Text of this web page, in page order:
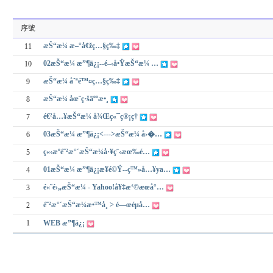
序號
11 æŠ“æ¼ æ–°å¢žç…§ç‰‡
10 02æŠ“æ¼ æ”¶ä¿¡--é–‹å•ŸæŠ“æ¼ …
9 æŠ“æ¼ åˆªé™¤ç…§ç‰‡
8 æŠ“æ¼ åœ¨ç·šäººæ•¸
7 é€²å…¥æŠ“æ¼ å¾Œç«¯ç®¡ç†
6 03æŠ“æ¼ æ”¶ä¿¡<--->æŠ“æ¼ å›�…
5 ç«‹æºé˜²æ°´æŠ“æ¼å·¥ç¨‹æœ‰é…
4 01æŠ“æ¼ æ”¶ä¿¡æ­¥é©Ÿ--ç™»å…¥ya…
3 é«˜é›„æŠ“æ¼ - Yahoo!å¥‡æ‘©æœå°…
2 é˜²æ°´æŠ“æ¼æ•™å­¸ > é—œéµå…
1 WEB æ”¶ä¿¡